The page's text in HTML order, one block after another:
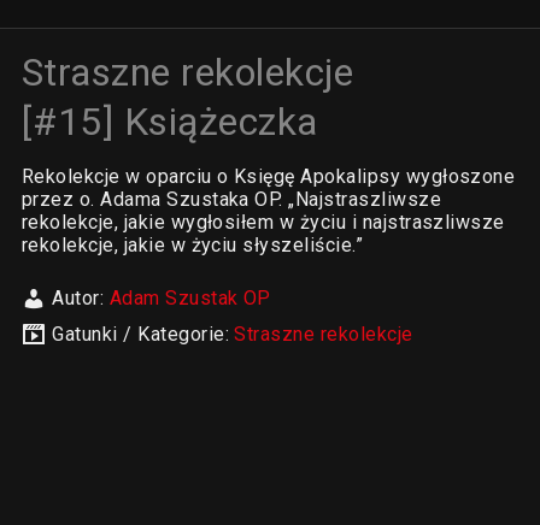
Straszne rekolekcje
[#15] Książeczka
Rekolekcje w oparciu o Księgę Apokalipsy wygłoszone
przez o. Adama Szustaka OP. „Najstraszliwsze
rekolekcje, jakie wygłosiłem w życiu i najstraszliwsze
rekolekcje, jakie w życiu słyszeliście.”
Autor: Adam Szustak OP
Gatunki / Kategorie:Straszne rekolekcje